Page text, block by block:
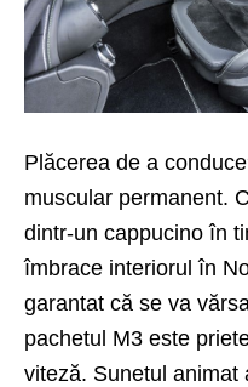
Plăcerea de a
muscular permanent.
dintr-un cappucino în
îmbrace interiorul în
garantat că se va
pachetul M3 este
viteză. Sunetul animat